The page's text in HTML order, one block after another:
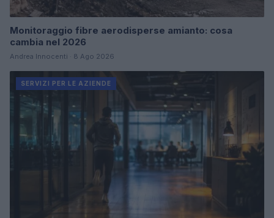
Monitoraggio fibre aerodisperse amianto: cosa
cambia nel 2026
Andrea Innocenti · 8 Ago 2026
SERVIZI PER LE AZIENDE